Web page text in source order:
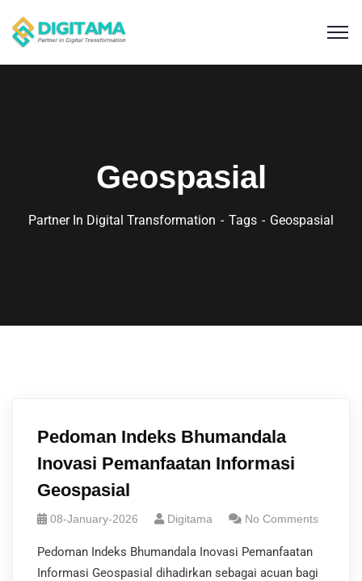
Geospasial
Partner In Digital Transformation Tags Geospasial
Pedoman Indeks Bhumandala
Inovasi Pemanfaatan Informasi
Geospasial
08-January-2026 Digitama No Comments
Pedoman Indeks Bhumandala Inovasi Pemanfaatan
Informasi Geospasial dihadirkan sebagai acuan bagi